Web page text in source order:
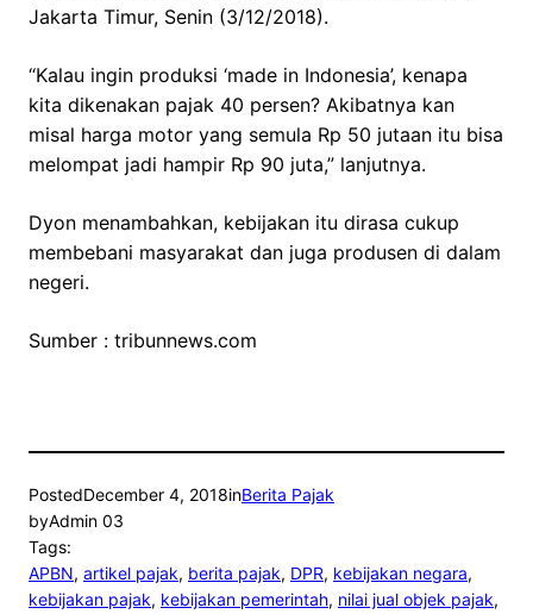
Jakarta Timur, Senin (3/12/2018).
“Kalau ingin produksi ‘made in Indonesia’, kenapa
kita dikenakan pajak 40 persen? Akibatnya kan
misal harga motor yang semula Rp 50 jutaan itu bisa
melompat jadi hampir Rp 90 juta,” lanjutnya.
Dyon menambahkan, kebijakan itu dirasa cukup
membebani masyarakat dan juga produsen di dalam
negeri.
Sumber : tribunnews.com
PostedDecember 4, 2018inBerita Pajak
byAdmin 03
Tags:
APBN, artikel pajak, berita pajak, DPR, kebijakan negara
kebijakan pajak, kebijakan pemerintah, nilai jual objek pajak